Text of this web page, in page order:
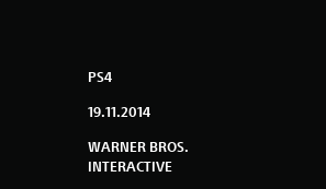
PS4
19.11.2014
WARNER BROS.
INTERACTIVE